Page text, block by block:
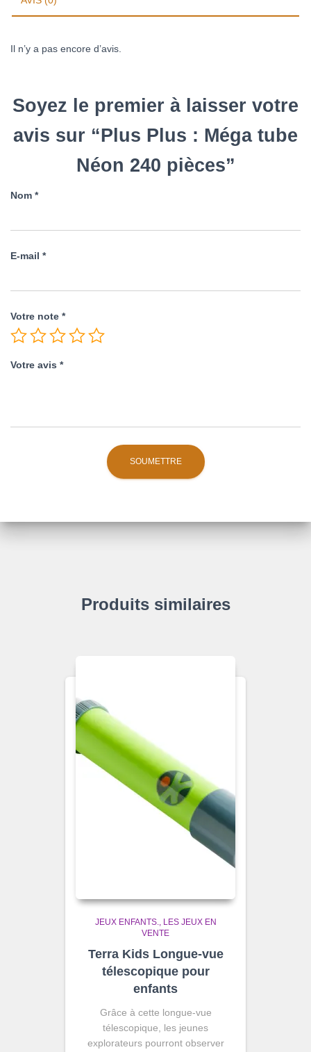
Il n’y a pas encore d’avis.
Soyez le premier à laisser votre
avis sur “Plus Plus : Méga tube
Néon 240 pièces”
Nom *
E-mail *
Votre note *
Votre avis *
Produits similaires
JEUX ENFANTS.
LES JEUX EN
VENTE
Terra Kids Longue-vue
télescopique pour
enfants
Grâce à cette longue-vue
télescopique, les jeunes
explorateurs pourront observer